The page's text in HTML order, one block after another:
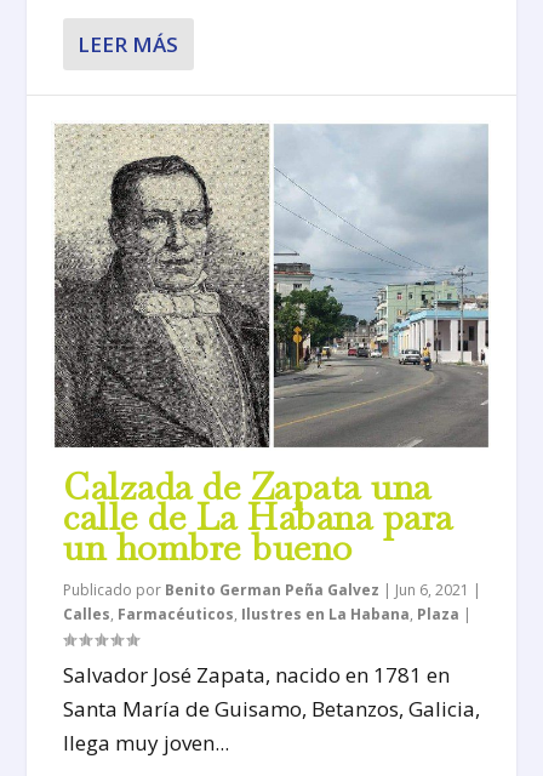
LEER MÁS
Calzada de Zapata una
calle de La Habana para
un hombre bueno
Publicado por Benito German Peña Galvez | Jun 6, 2021 |
Calles, Farmacéuticos, Ilustres en La Habana, Plaza |
Salvador José Zapata, nacido en 1781 en
Santa María de Guisamo, Betanzos, Galicia,
llega muy joven...